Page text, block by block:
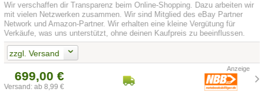
Wir verschaffen dir Transparenz beim Online-Shopping. Dazu arbeiten wir
mit vielen Netzwerken zusammen. Wir sind Mitglied des eBay Partner
Network und Amazon-Partner. Wir erhalten eine kleine Vergütung für
Verkäufe, was uns unterstützt, ohne deinen Kaufpreis zu beeinflussen.
zzgl. Versand
699,00 €
Versand: ab 8,99 €